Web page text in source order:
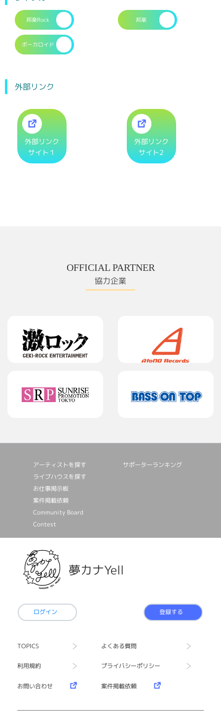
邦楽Rock 邦楽
ボーカロイド
外部リンク
外部リンク
サイト１
外部リンク
サイト2
OFFICIAL PARTNER
協力企業
アーティストを探す
ライブハウスを探す
お仕事掲⽰板
案件掲載依頼
Community Board
Contest
サポーターランキング
夢カナYell
ログイン 登録する
TOPICS よくある質問
利用規約 プライバシーポリシー
お問い合わせ 案件掲載依頼